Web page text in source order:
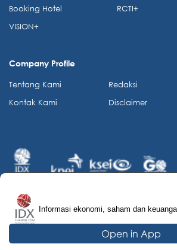
Informasi ekonomi, saham dan
Open in App
Booking Hotel
VISION+
RCTI+
Company Profile
Tentang Kami
Kontak Kami
Redaksi
Disclaimer
© 2026 IDX Channel. All Rights